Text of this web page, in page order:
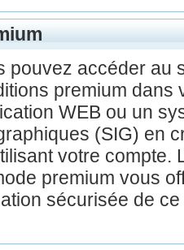
pouvez accéder au
premium dans
WEB ou un
(SIG) en
votre compte.
premium vous
sécurisée de